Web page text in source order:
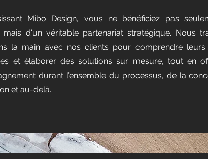
Mibo Design, vous ne bénéficiez pas
mais d'un véritable partenariat stratégique. Nous
la main avec nos clients pour comprendre leurs
et élaborer des solutions sur mesure, tout en
durant l’ensemble du processus, de la
et au-delà.